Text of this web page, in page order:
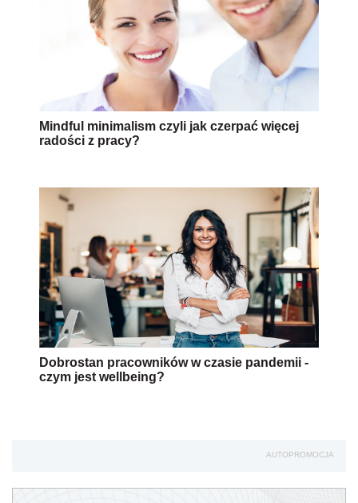
Mindful minimalism czyli jak czerpać więcej
radości z pracy?
Dobrostan pracowników w czasie pandemii -
czym jest wellbeing?
AUTOPROMOCJA